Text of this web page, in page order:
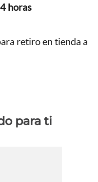
horas
retiro en tienda a
para ti